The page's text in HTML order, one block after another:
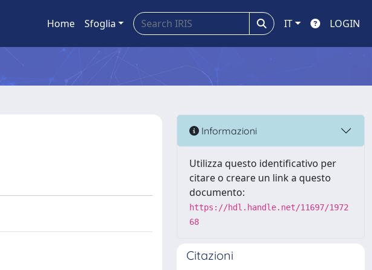
Home Sfoglia IT LOGIN
Informazioni
Utilizza questo identificativo per
citare o creare un link a questo
documento:
https://hdl.handle.net/11697/1972
68
Citazioni